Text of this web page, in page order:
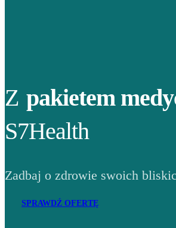
Z pakietem
S7Health
Zadbaj o zdrowie swoich
SPRAWDŹ OFERTĘ